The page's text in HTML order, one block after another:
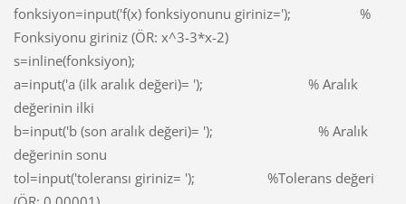
fonksiyon=input('f(x) fonksiyonunu giriniz='); %
Fonksiyonu giriniz (ÖR: x^3-3*x-2)
s=inline(fonksiyon);
a=input('a (ilk aralık değeri)= '); % Aralık
değerinin ilki
b=input('b (son aralık değeri)= '); % Aralık
değerinin sonu
tol=input('toleransı giriniz= '); %Tolerans değeri